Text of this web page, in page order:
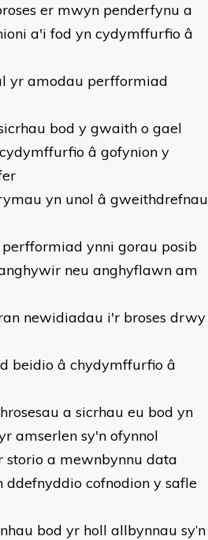
er mwyn penderfynu a
a'i fod yn cydymffurfio â
yr amodau perfformiad
bod y gwaith o gael
â gofynion y
yn unol â gweithdrefnau
ynni gorau posib
neu anghyflawn am
newidiadau i'r broses drwy
beidio â chydymffurfio â
a sicrhau eu bod yn
amserlen sy'n ofynnol
a mewnbynnu data
cofnodion y safle
bod yr holl allbynnau sy’n